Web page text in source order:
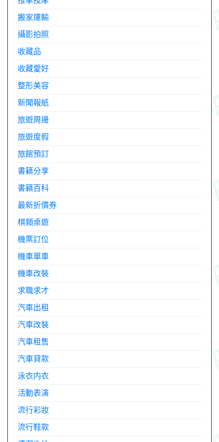
搬家運輸
攝影拍照
收藏品
收藏愛好
整形美容
新聞報紙
旅遊周邊
旅遊度假
旅館預訂
書籍分享
書籍百科
最新折價券
棋類桌遊
機票訂位
機車單車
機車改裝
求職求才
汽車出租
汽車改裝
汽車租售
汽車貸款
泳衣内衣
活動表演
流行彩妝
流行鞋款